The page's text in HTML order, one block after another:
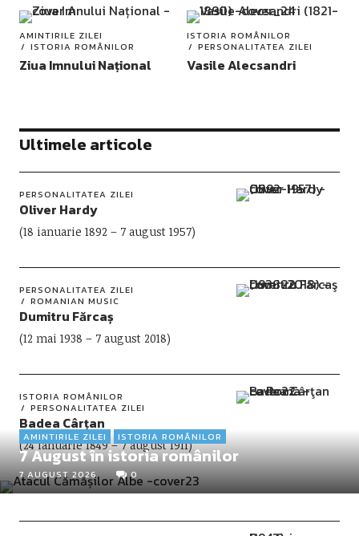
AMINTIRILE ZILEI
ISTORIA ROMÂNILOR
Ziua Imnului Național
ISTORIA ROMÂNILOR
PERSONALITATEA ZILEI
Vasile Alecsandri
Ultimele articole
PERSONALITATEA ZILEI
Oliver Hardy
(18 ianuarie 1892 – 7 august 1957)
PERSONALITATEA ZILEI
ROMANIAN MUSIC
Dumitru Fărcaș
(12 mai 1938 – 7 august 2018)
ISTORIA ROMÂNILOR
PERSONALITATEA ZILEI
Badea Cârțan
(24 ianuarie 1849 – 7 august 1911)
7 AUGUST 2026 0
AMINTIRILE ZILEI ISTORIA ROMÂNILOR
7 August în istoria românilor